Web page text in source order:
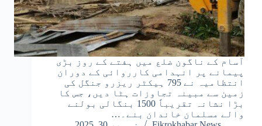
آسام کے ناگون ضلع میں ہفتے کے روز بڑی
پیمانے پر انہدامی کارروائی کے دوران
انتظامیہ نے 795 ہیکٹر ریزرو جنگل کی
زمین سے مبینہ تجاوزات ہٹا دیں، جس کا
بڑا نشانہ تقریباً 1500 بنگالی بولنے
والے مسلمان خاندان بنے۔…